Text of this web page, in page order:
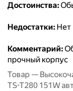
Достоинства:
Недостатки: Нет
Комментарий:
прочный корпус
Товар —
TS-T280 151W